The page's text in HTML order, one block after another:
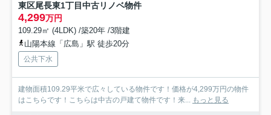
東区尾長東1丁目中古リノベ物件
4,299万円
109.29㎡ (4LDK) /築20年 /3階建
山陽本線「広島」駅 徒歩20分
公共下水
建物面積109.29平米で広々している物件です！価格が4,299万円の物件
はこちらです！こちらは中古の戸建て物件です！来... もっと見る